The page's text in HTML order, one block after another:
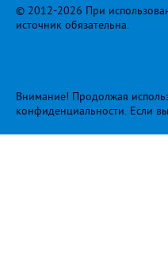
© 2012-2026 При
источник обязательна.
Внимание! Продолжая
конфиденциальности. Если